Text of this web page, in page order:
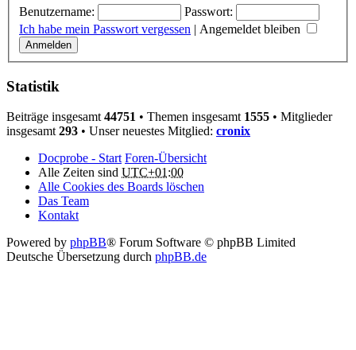
Benutzername:
Passwort:
Ich habe mein Passwort vergessen | Angemeldet bleiben
Statistik
Beiträge insgesamt 44751 • Themen insgesamt 1555 • Mitglieder
insgesamt 293 • Unser neuestes Mitglied: cronix
Docprobe - Start Foren-Übersicht
Alle Zeiten sind UTC+01:00
Alle Cookies des Boards löschen
Das Team
Kontakt
Powered by phpBB® Forum Software © phpBB Limited
Deutsche Übersetzung durch phpBB.de